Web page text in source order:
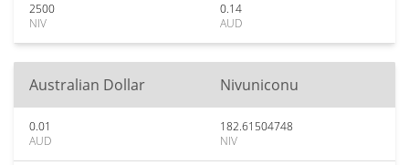
2500
NIV
0.14
AUD
Australian Dollar Nivuniconu
0.01
AUD
182.61504748
NIV